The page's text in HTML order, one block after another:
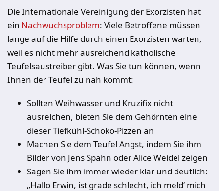
Die Internationale Vereinigung der Exorzisten hat
ein Nachwuchsproblem: Viele Betroffene müssen
lange auf die Hilfe durch einen Exorzisten warten,
weil es nicht mehr ausreichend katholische
Teufelsaustreiber gibt. Was Sie tun können, wenn
Ihnen der Teufel zu nah kommt:
Sollten Weihwasser und Kruzifix nicht
ausreichen, bieten Sie dem Gehörnten eine
dieser Tiefkühl-Schoko-Pizzen an
Machen Sie dem Teufel Angst, indem Sie ihm
Bilder von Jens Spahn oder Alice Weidel zeigen
Sagen Sie ihm immer wieder klar und deutlich:
„Hallo Erwin, ist grade schlecht, ich meld‘ mich